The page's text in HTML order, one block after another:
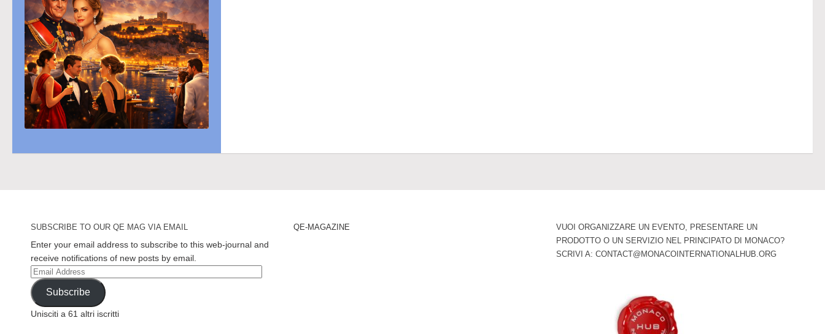
SUBSCRIBE TO OUR QE MAG VIA EMAIL
Enter your email address to subscribe to this web-journal and
receive notifications of new posts by email.
Email
Address
Subscribe
Unisciti a 61 altri iscritti
QE-MAGAZINE
VUOI ORGANIZZARE UN EVENTO, PRESENTARE UN
PRODOTTO O UN SERVIZIO NEL PRINCIPATO DI MONACO?
SCRIVI A: CONTACT@MONACOINTERNATIONALHUB.ORG